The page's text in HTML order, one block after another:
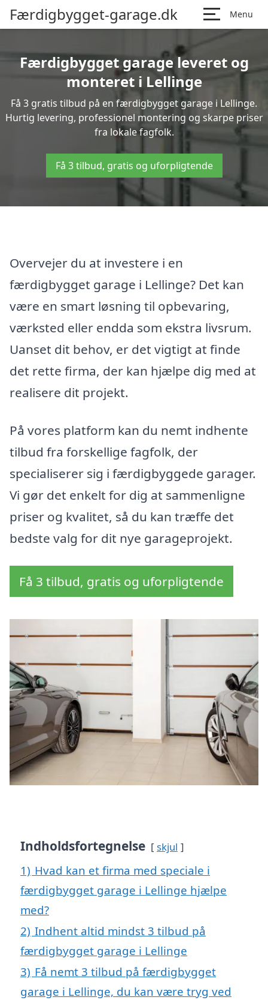
Færdigbygget-garage.dk Menu
Færdigbygget garage leveret og
monteret i Lellinge
Få 3 gratis tilbud på en færdigbygget garage i Lellinge.
Hurtig levering, professionel montering og skarpe priser
fra lokale fagfolk.
Få 3 tilbud, gratis og uforpligtende
Overvejer du at investere i en
færdigbygget garage i Lellinge? Det kan
være en smart løsning til opbevaring,
værksted eller endda som ekstra livsrum.
Uanset dit behov, er det vigtigt at finde
det rette firma, der kan hjælpe dig med at
realisere dit projekt.
På vores platform kan du nemt indhente
tilbud fra forskellige fagfolk, der
specialiserer sig i færdigbyggede garager.
Vi gør det enkelt for dig at sammenligne
priser og kvalitet, så du kan træffe det
bedste valg for dit nye garageprojekt.
Få 3 tilbud, gratis og uforpligtende
Indholdsfortegnelse skjul
1) Hvad kan et firma med speciale i
færdigbygget garage i Lellinge hjælpe
med?
2) Indhent altid mindst 3 tilbud på
færdigbygget garage i Lellinge
3) Få nemt 3 tilbud på færdigbygget
garage i Lellinge, du kan være tryg ved